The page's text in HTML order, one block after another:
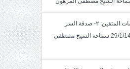
خطبة الجمعة: سمات المتقين: ٢- صدقة السر
والعلن.. بتاريخ29/1/1446.سماحة الشيخ مصطفى